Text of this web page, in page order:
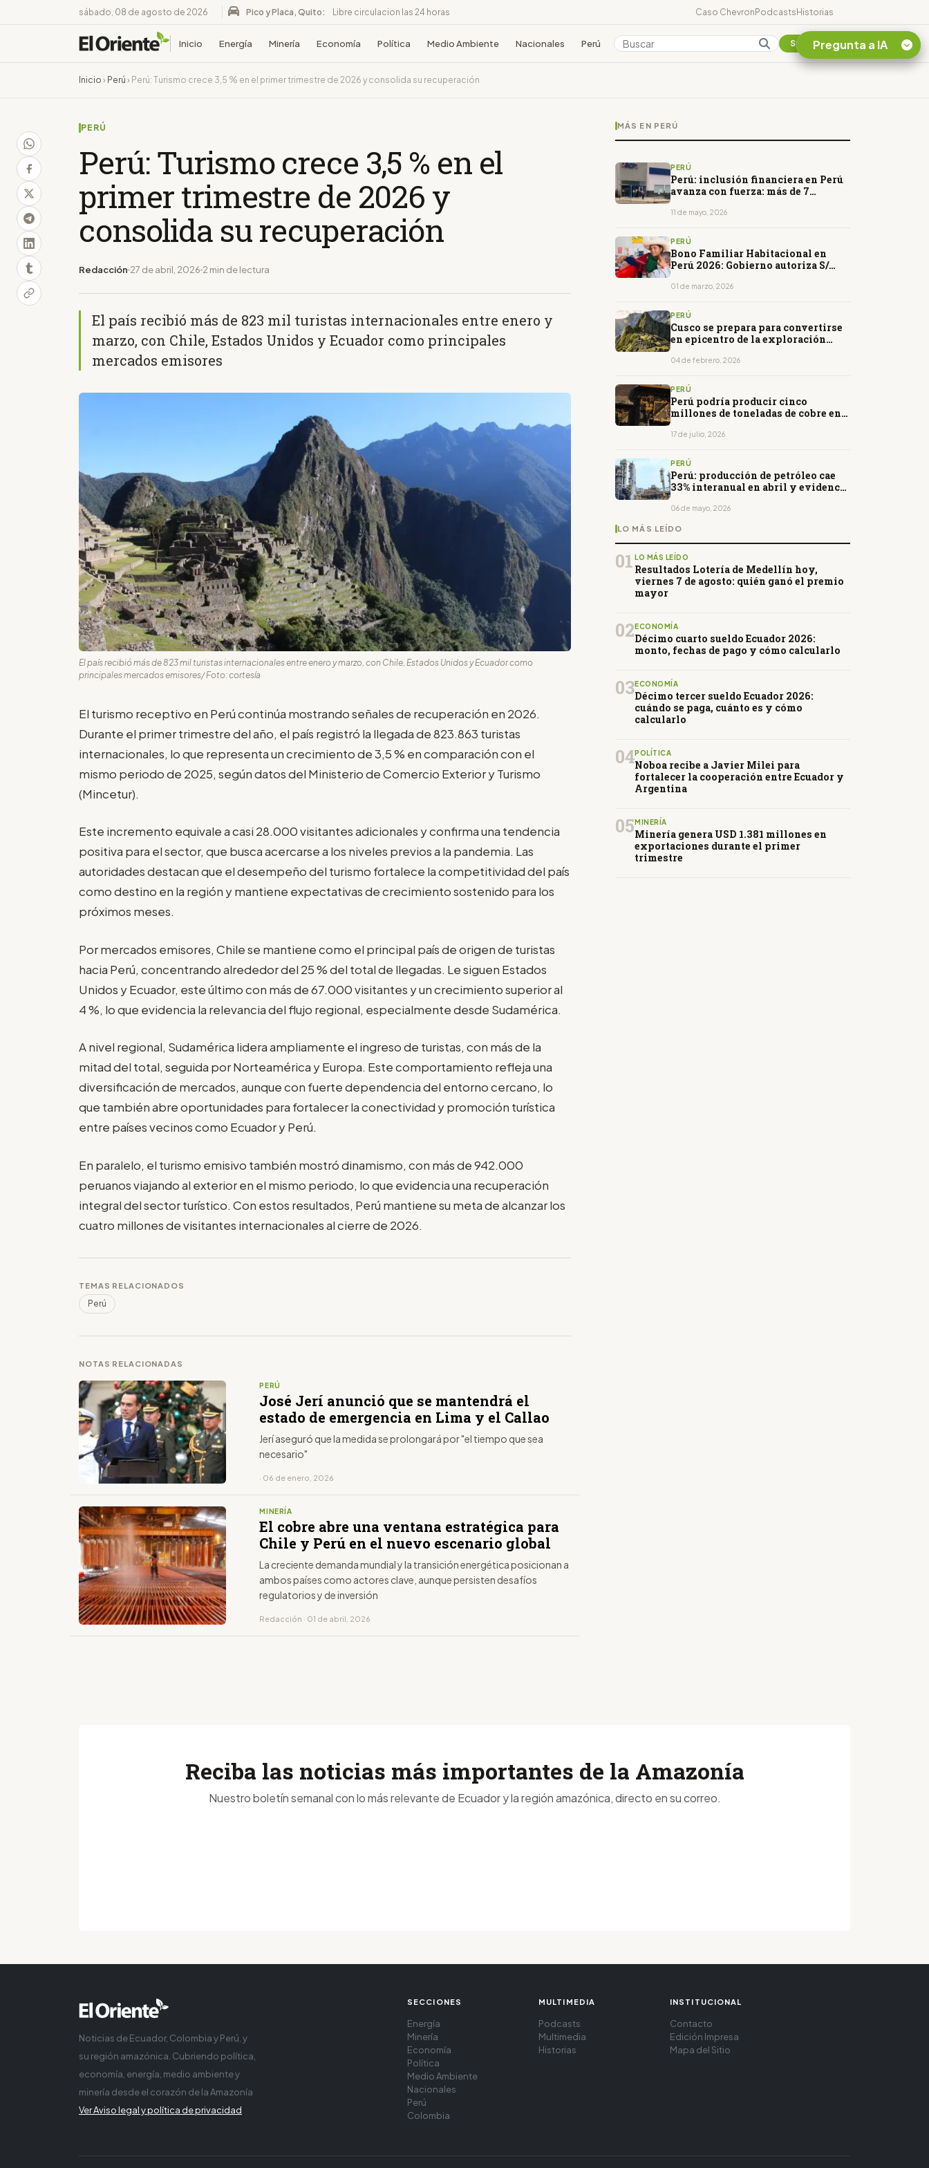
sábado, 08 de agosto de 2026 Pico y Placa, Quito: Libre circulacion las 24 horas Caso ChevronPodcastsHistorias
Inicio Energía Minería Economía Política Medio Ambiente Nacionales Perú Colombia Suscribirse
Inicio › Perú › Perú: Turismo crece 3,5 % en el primer trimestre de 2026 y consolida su recuperación
PERÚ
Perú: Turismo crece 3,5 % en el
primer trimestre de 2026 y
consolida su recuperación
Redacción 27 de abril, 2026 2 min de lectura
El país recibió más de 823 mil turistas internacionales entre enero y
marzo, con Chile, Estados Unidos y Ecuador como principales
mercados emisores
El país recibió más de 823 mil turistas internacionales entre enero y marzo, con Chile, Estados Unidos y Ecuador como
principales mercados emisores/ Foto: cortesía
El turismo receptivo en Perú continúa mostrando señales de recuperación en 2026.
Durante el primer trimestre del año, el país registró la llegada de 823.863 turistas
internacionales, lo que representa un crecimiento de 3,5 % en comparación con el
mismo periodo de 2025, según datos del Ministerio de Comercio Exterior y Turismo
(Mincetur).
Este incremento equivale a casi 28.000 visitantes adicionales y confirma una tendencia
positiva para el sector, que busca acercarse a los niveles previos a la pandemia. Las
autoridades destacan que el desempeño del turismo fortalece la competitividad del país
como destino en la región y mantiene expectativas de crecimiento sostenido para los
próximos meses.
Por mercados emisores, Chile se mantiene como el principal país de origen de turistas
hacia Perú, concentrando alrededor del 25 % del total de llegadas. Le siguen Estados
Unidos y Ecuador, este último con más de 67.000 visitantes y un crecimiento superior al
4 %, lo que evidencia la relevancia del flujo regional, especialmente desde Sudamérica.
A nivel regional, Sudamérica lidera ampliamente el ingreso de turistas, con más de la
mitad del total, seguida por Norteamérica y Europa. Este comportamiento refleja una
diversificación de mercados, aunque con fuerte dependencia del entorno cercano, lo
que también abre oportunidades para fortalecer la conectividad y promoción turística
entre países vecinos como Ecuador y Perú.
En paralelo, el turismo emisivo también mostró dinamismo, con más de 942.000
peruanos viajando al exterior en el mismo periodo, lo que evidencia una recuperación
integral del sector turístico. Con estos resultados, Perú mantiene su meta de alcanzar los
cuatro millones de visitantes internacionales al cierre de 2026.
TEMAS RELACIONADOS
Perú
NOTAS RELACIONADAS
PERÚ
José Jerí anunció que se mantendrá el
estado de emergencia en Lima y el Callao
Jerí aseguró que la medida se prolongará por "el tiempo que sea
necesario"
· 06 de enero, 2026
MINERÍA
El cobre abre una ventana estratégica para
Chile y Perú en el nuevo escenario global
La creciente demanda mundial y la transición energética posicionan a
ambos países como actores clave, aunque persisten desafíos
regulatorios y de inversión
Redacción · 01 de abril, 2026
MÁS EN PERÚ
PERÚ
Perú: inclusión financiera en Perú
avanza con fuerza: más de 7
formal desde 2020
11 de mayo, 2026
PERÚ
Bono Familiar Habitacional en
Perú 2026: Gobierno autoriza S/
transferencias
01 de marzo, 2026
PERÚ
Cusco se prepara para convertirse
en epicentro de la exploración
04 de febrero, 2026
PERÚ
Perú podría producir cinco
millones de toneladas de cobre en
17 de julio, 2026
PERÚ
Perú: producción de petróleo cae
33% interanual en abril y evidencia
06 de mayo, 2026
LO MÁS LEÍDO
01 LO MÁS LEÍDO
Resultados Lotería de Medellín hoy,
viernes 7 de agosto: quién ganó el premio
mayor
02 ECONOMÍA
Décimo cuarto sueldo Ecuador 2026:
monto, fechas de pago y cómo calcularlo
03ECONOMÍA
Décimo tercer sueldo Ecuador 2026:
cuándo se paga, cuánto es y cómo
calcularlo
04POLÍTICA
Noboa recibe a Javier Milei para
fortalecer la cooperación entre Ecuador y
Argentina
05 MINERÍA
Minería genera USD 1.381 millones en
exportaciones durante el primer
trimestre
Pregunta a IA
Reciba las noticias más importantes de la Amazonía
Nuestro boletín semanal con lo más relevante de Ecuador y la región amazónica, directo en su correo.
Noticias de Ecuador, Colombia y Perú, y
su región amazónica. Cubriendo política,
economía, energía, medio ambiente y
minería desde el corazón de la Amazonía
Ver Aviso legal y política de privacidad
SECCIONES
Energía
Minería
Economía
Política
Medio Ambiente
Nacionales
Perú
Colombia
MULTIMEDIA
Podcasts
Multimedia
Historias
INSTITUCIONAL
Contacto
Edición Impresa
Mapa del Sitio